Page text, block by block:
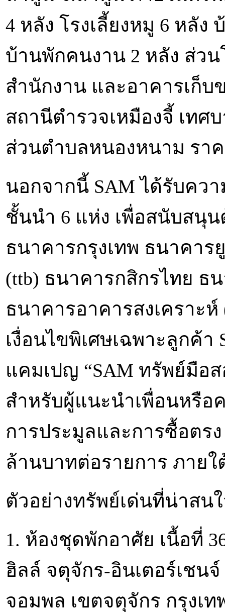
4 หลัง โรงเลี้ยงหมู 6 หลั
บ้านพักคนงาน 2 หลัง ส่ว
สำนักงาน และอาคารเก็
สถานีตำรวจเหมืองจี้ เทศ
ส่วนตำบลหนองหนาม ราค
นอกจากนี้ SAM ได้รับคว
ชั้นนำ 6 แห่ง เพื่อสนับสนุ
ธนาคารกรุงเทพ ธนาคา
(ttb) ธนาคารกสิกรไทย ธ
ธนาคารอาคารสงเคราะ
เงื่อนไขพิเศษเฉพาะลูกค้
แคมเปญ “SAM ทรัพย์มือ
สำหรับผู้แนะนำเพื่อนหรือ
การประมูลและการซื้อตร
ล้านบาทต่อรายการ ภาย
ตัวอย่างทรัพย์เด่นที่น่าสน
1. ห้องชุดพักอาศัย เนื้อที่
ฮิลล์ จตุจักร-อินเตอร์เชน
จอมพล เขตจตุจักร กรุงเ